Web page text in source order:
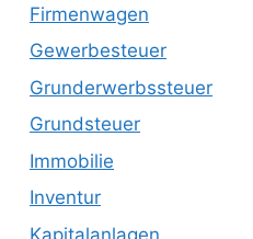
Firmenwagen
Gewerbesteuer
Grunderwerbssteuer
Grundsteuer
Immobilie
Inventur
Kapitalanlagen